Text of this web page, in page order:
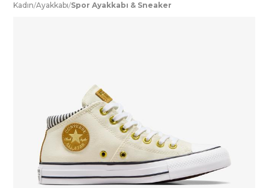
Kadın/Ayakkabı/Spor Ayakkabı & Sneaker